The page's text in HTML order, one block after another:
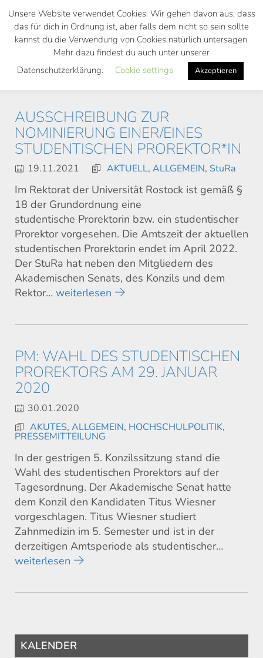
Skip
main
AUSSCHREIBUNG ZUR
NOMINIERUNG EINER/EINES
STUDENTISCHEN PROREKTOR*IN
19.11.2021 AKTUELL, ALLGEMEIN, StuRa
Im Rektorat der Universität Rostock ist gemäß §
18 der Grundordnung eine
studentische Prorektorin bzw. ein studentischer
Prorektor vorgesehen. Die Amtszeit der aktuellen
studentischen Prorektorin endet im April 2022.
Der StuRa hat neben den Mitgliedern des
Akademischen Senats, des Konzils und dem
Rektor… weiterlesen
PM: WAHL DES STUDENTISCHEN
PROREKTORS AM 29. JANUAR
2020
30.01.2020
AKUTES, ALLGEMEIN, HOCHSCHULPOLITIK,
PRESSEMITTEILUNG
In der gestrigen 5. Konzilssitzung stand die
Wahl des studentischen Prorektors auf der
Tagesordnung. Der Akademische Senat hatte
dem Konzil den Kandidaten Titus Wiesner
vorgeschlagen. Titus Wiesner studiert
Zahnmedizin im 5. Semester und ist in der
derzeitigen Amtsperiode als studentischer…
weiterlesen
KALENDER
Unsere Website verwendet Cookies. Wir gehen davon aus, dass
das für dich in Ordnung ist, aber falls dem nicht so sein sollte
kannst du die Verwendung von Cookies natürlich untersagen.
Mehr dazu findest du auch unter unserer
Datenschutzerklärung.
Cookie settings Akzeptieren